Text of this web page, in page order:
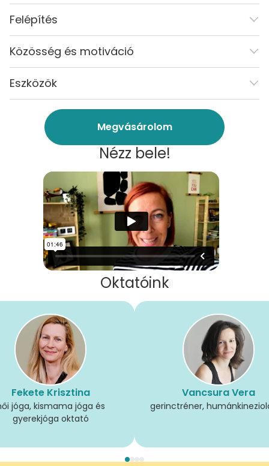
Felépítés
Közösség és motiváció
Eszközök
Megvásárolom
Nézz bele!
Oktatóink
Fekete Krisztina
jóga, kismama jóga és
gyerekjóga oktató
Vancsura Vera
gerinctréner,